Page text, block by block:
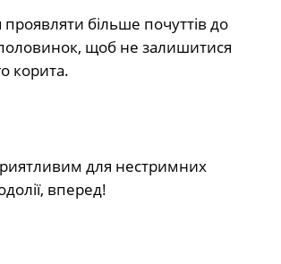
проявляти більше почуттів до
половинок, щоб не залишитися
корита.
для нестримних
вперед!